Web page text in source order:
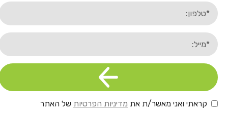
קראתי ואני מאשר/ת את מדיניות הפרטיות של האתר